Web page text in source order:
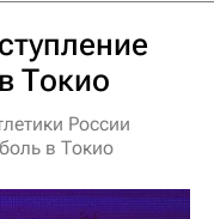
Токио
России
в Токио